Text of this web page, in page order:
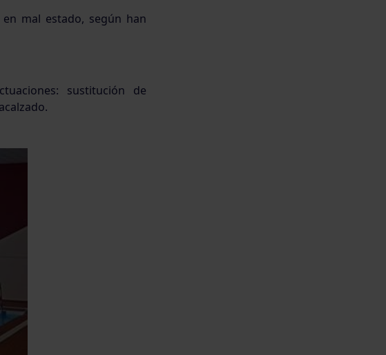
mal estado, según han
sustitución de